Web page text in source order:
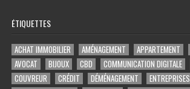
ÉTIQUETTES
ACHAT IMMOBILIER AMÉNAGEMENT APPARTEMENT
AVOCAT
BIJOUX CBD COMMUNICATION DIGITALE
COUVREUR
CRÉDIT DÉMÉNAGEMENT
ENTREPRISES